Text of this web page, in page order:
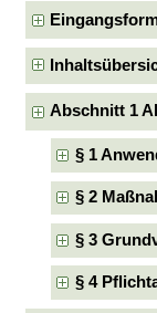
Abschnitt 1
§ 1
§ 2
§ 3
§ 4